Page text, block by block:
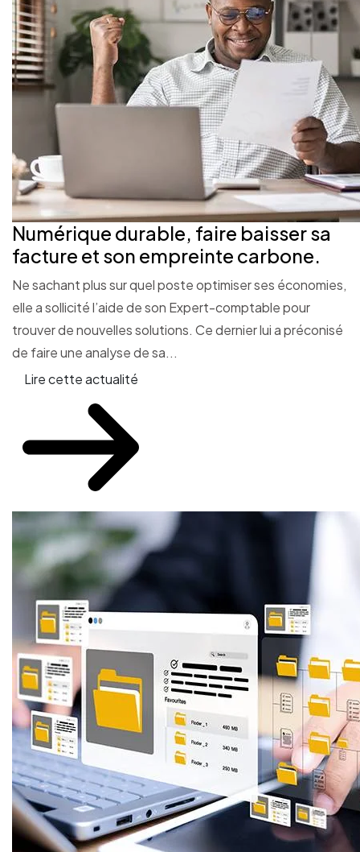
Numérique durable, faire baisser sa
facture et son empreinte carbone.
Ne sachant plus sur quel poste optimiser ses économies,
elle a sollicité l’aide de son Expert-comptable pour
trouver de nouvelles solutions. Ce dernier lui a préconisé
de faire une analyse de sa...
Lire cette actualité